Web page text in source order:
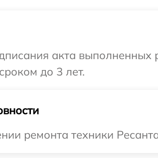
акта
до 3 лет.
ремонта техники